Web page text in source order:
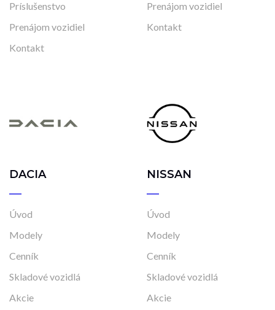
Príslušenstvo
Prenájom vozidiel
Kontakt
Prenájom vozidiel
Kontakt
DACIA
Úvod
Modely
Cenník
Skladové vozidlá
Akcie
NISSAN
Úvod
Modely
Cenník
Skladové vozidlá
Akcie